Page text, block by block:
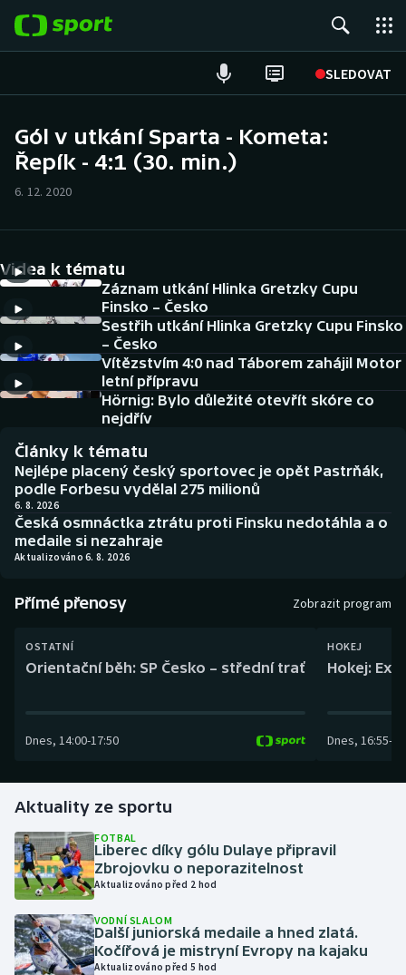
SLEDOVAT
Hokej
Cyklistika
DALŠÍ SPORTY
Americký fotbal
Baseball a softbal
Basketbal
Biatlon
Boby a skeleton
Box
Curling
Golf
Gymnastika
Házená
Jezdectví
NEPŘEHLÉDNĚTE
Historické návraty
Aplikace ČT sport
AZ kvíz
Gól v utkání Sparta - Kometa:
Řepík - 4:1 (30. min.)
6. 12. 2020
Videa k tématu
Záznam utkání Hlinka Gretzky Cupu
Finsko – Česko
Sestřih utkání Hlinka Gretzky Cupu Finsko
– Česko
Vítězstvím 4:0 nad Táborem zahájil Motor
letní přípravu
Hörnig: Bylo důležité otevřít skóre co
nejdřív
Články k tématu
Nejlépe placený český sportovec je opět Pastrňák,
podle Forbesu vydělal 275 milionů
6. 8. 2026
Česká osmnáctka ztrátu proti Finsku nedotáhla a o
medaile si nezahraje
Aktualizováno 6. 8. 2026
Přímé přenosy Zobrazit program
OSTATNÍ
Orientační běh: SP Česko – střední trať
Dnes, 14:00-17:50
HOKEJ
Hokej:
Dnes, 16:55-
Aktuality ze sportu
FOTBAL
Liberec díky gólu Dulaye připravil
Zbrojovku o neporazitelnost
Aktualizováno před 2 hod
VODNÍ SLALOM
Další juniorská medaile a hned zlatá.
Kočířová je mistryní Evropy na kajaku
Aktualizováno před 5 hod